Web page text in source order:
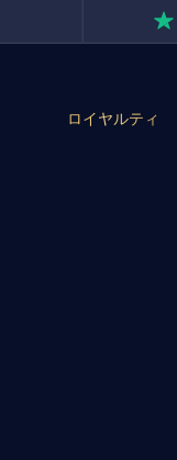
ロイヤルティ